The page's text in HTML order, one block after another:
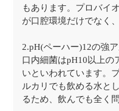
もあります。プロバイ
が口腔環境だけでなく
2.pH(ペーハー)12の強
口内細菌はpH10以上の
いといわれています。
ルカリでも飲める水と
るため、飲んでも全く